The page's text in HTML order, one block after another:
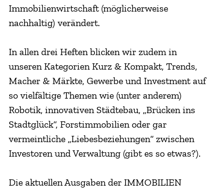
Immobilienwirtschaft (möglicherweise
nachhaltig) verändert.
In allen drei Heften blicken wir zudem in
unseren Kategorien Kurz & Kompakt, Trends,
Macher & Märkte, Gewerbe und Investment auf
so vielfältige Themen wie (unter anderem)
Robotik, innovativen Städtebau, „Brücken ins
Stadtglück“, Forstimmobilien oder gar
vermeintliche „Liebesbeziehungen“ zwischen
Investoren und Verwaltung (gibt es so etwas?).
Die aktuellen Ausgaben der IMMOBILIEN